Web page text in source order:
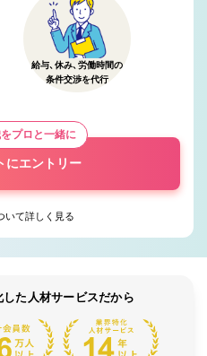
給与、休み、労働時間の
条件交渉を代行
プロと一緒に
にエントリー
いて詳しく見る
した人材サービスだから